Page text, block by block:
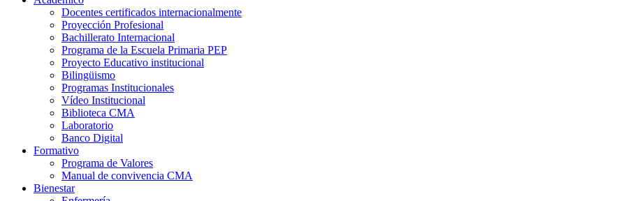
Docentes certificados internacionalmente
Proyección Profesional
Bachillerato Internacional
Programa de la Escuela Primaria PEP
Proyecto Educativo institucional
Bilingüismo
Programas Institucionales
Vídeo Institucional
Biblioteca CMA
Laboratorio
Banco Digital
Formativo
Programa de Valores
Manual de convivencia CMA
Bienestar